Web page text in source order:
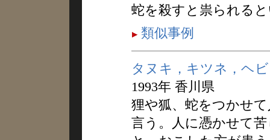
蛇を殺すと祟られる
類似事例
タヌキ，キツネ，ヘビ
1993年 香川県
狸や狐、蛇をつかせ
言う。人に憑かせて